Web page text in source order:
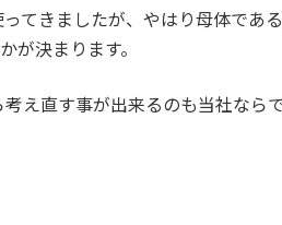
てきましたが、やはり母体であ
が決まります。
考え直す事が出来るのも当社なら